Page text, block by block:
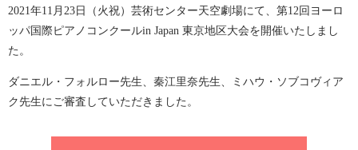
2021年11月23日（火祝）芸術センター天空劇場にて、第12回ヨーロ
ッパ国際ピアノコンクールin Japan 東京地区大会を開催いたしまし
た。
ダニエル・フォルロー先生、秦江里奈先生、ミハウ・ソブコヴィア
ク先生にご審査していただきました。